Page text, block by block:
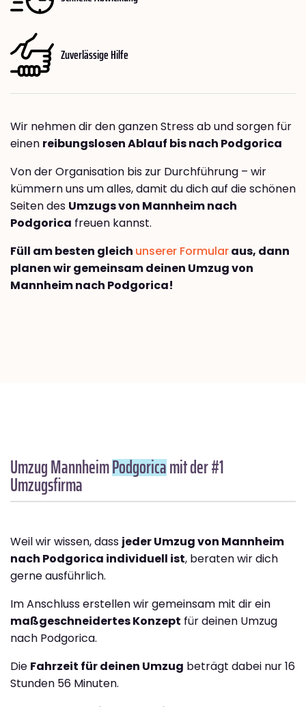
Zuverlässige Hilfe
Wir nehmen dir den ganzen Stress ab und sorgen für
einen reibungslosen Ablauf bis nach Podgorica
Von der Organisation bis zur Durchführung – wir
kümmern uns um alles, damit du dich auf die schönen
Seiten des Umzugs von Mannheim nach
Podgorica freuen kannst.
Füll am besten gleich unserer Formularaus, dann
planen wir gemeinsam deinen Umzug von
Mannheim nach Podgorica!
Umzug MannheimPodgoricamit der #1
Umzugsfirma
Weil wir wissen, dass jeder Umzug von Mannheim
nach Podgorica individuell ist, beraten wir dich
gerne ausführlich.
Im Anschluss erstellen wir gemeinsam mit dir ein
maßgeschneidertes Konzept für deinen Umzug
nach Podgorica.
Die Fahrzeit für deinen Umzug beträgt dabei nur 16
Stunden 56 Minuten.